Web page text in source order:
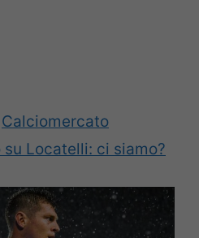
Calciomercato
Locatelli: ci siamo?